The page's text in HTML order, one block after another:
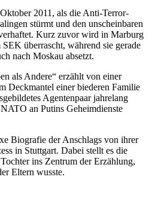
2011, als die Anti-Terror-
stürmt und den unscheinbaren
Kurz zuvor wird in Marburg
überrascht, während sie gerade
nach Moskau absetzt.
als Andere“ erzählt von einer
Deckmantel einer biederen Familie
Agentenpaar jahrelang
an Putins Geheimdienste
Biografie der Anschlags von ihrer
in Stuttgart. Dabei stellt es die
ins Zentrum der Erzählung,
Eltern wusste.